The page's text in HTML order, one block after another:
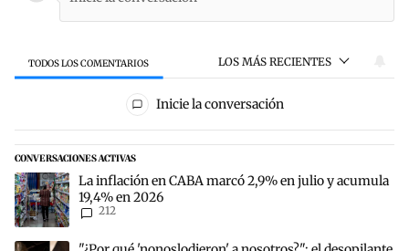
TODOS LOS COMENTARIOS LOS MÁS RECIENTES
Todos los comentarios
Inicie la conversación
CONVERSACIONES ACTIVAS
Este listado muestra los artículos con más comentarios en los
Un artículo de tendencia con el título "La inflación en CABA
La inflación en CABA marcó 2,9% en julio y acumula
19,4% en 2026
212
Un artículo de tendencia con el título ""¿Por qué 'nonoslodieron'